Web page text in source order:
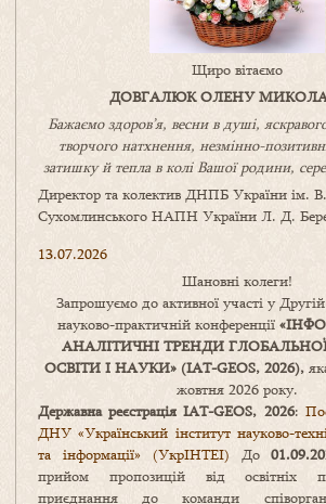
Щиро вітаємо
ДОВГАЛЮК ОЛЕНУ
Бажаємо здоров’я, весни в душі,
творчого натхнення, незмінно-
затишкуйтепла в коліВашоїродини,
Директор та колектив ДНПБ України ім.
Сухомлинського НАПН України Л. Д.
13.07.2026
Шановні колеги!
Запрошуємо до активної участі у
науково-практичній конференції «
АНАЛІТИЧНІ ТРЕНДИ
ОСВІТИ І НАУКИ» (IAT-GEOS, 2026),
жовтня 2026 року.
Державна реєстрація IAT-GEOS, 2026:
ДНУ «Український інститут науково-
та інформації» (УкрІНТЕІ) До
прийом пропозицій від освітніх
приєднання до команди